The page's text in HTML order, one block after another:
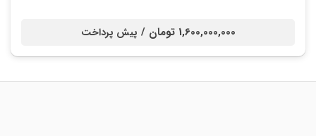
1,600,000,000 تومان / پیش پرداخت